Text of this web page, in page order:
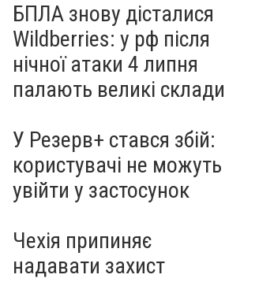
БПЛА знову дісталися
Wildberries: у рф після
нічної атаки 4 липня
палають великі склади
У Резерв+ стався збій:
користувачі не можуть
увійти у застосунок
Чехія припиняє
надавати захист